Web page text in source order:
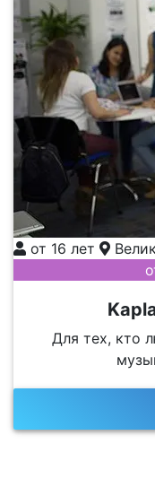
от 16 лет
Для тех, кто